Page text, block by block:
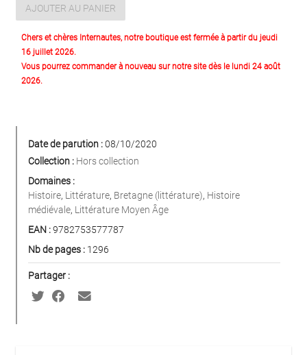
AJOUTER AU PANIER
Chers et chères Internautes, notre boutique est fermée à partir du jeudi
16 juillet 2026.
Vous pourrez commander à nouveau sur notre site dès le lundi 24 août
2026.
Date de parution :08/10/2020
Collection : Hors collection
Domaines :
Histoire, Littérature, Bretagne (littérature), Histoire
médiévale, Littérature Moyen Âge
EAN :9782753577787
Nb de pages : 1296
Partager :